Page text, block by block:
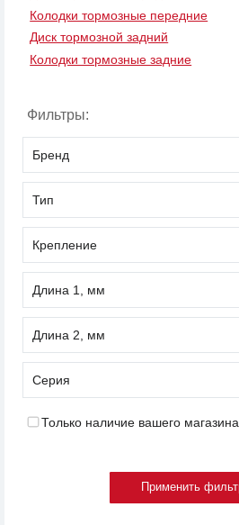
Колодки тормозные передние
Диск тормозной задний
Колодки тормозные задние
Фильтры:
Бренд
Тип
Крепление
Длина 1, мм
Длина 2, мм
Серия
Только наличие вашего магазина